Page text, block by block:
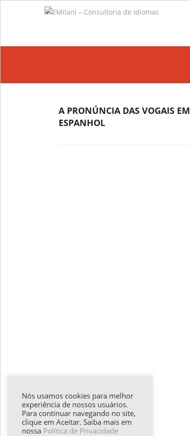
A PRONÚNCIA DAS VOGAIS EM
ESPANHOL
Nós usamos cookies para melhor
experiência de nossos usuários.
Para continuar navegando no site,
clique em Aceitar. Saiba mais em
nossa Política de Privacidade